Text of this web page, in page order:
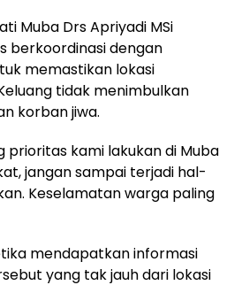
Muba Drs Apriyadi MSi
berkoordinasi dengan
memastikan lokasi
tidak menimbulkan
korban jiwa.
prioritas kami lakukan di Muba
jangan sampai terjadi hal-
Keselamatan warga paling
mendapatkan informasi
yang tak jauh dari lokasi